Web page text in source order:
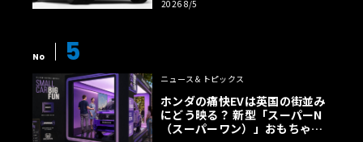
2026 8/5
No 5
ニュース＆トピックス
ホンダの痛快EVは英国の街並み
にどう映る？ 新型「スーパーN
（スーパーワン）」おもちゃ箱